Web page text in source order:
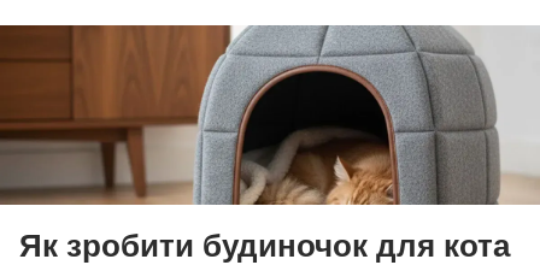
Як зробити будиночок для кота